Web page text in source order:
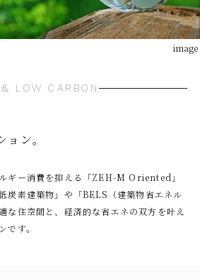
image
LOW CARBON
ン。
ギー消費を抑える「ZEH-M Oriented」
炭素建築物」や「BELS（建築物省エネル
な住空間と、経済的な省エネの双方を叶え
です。